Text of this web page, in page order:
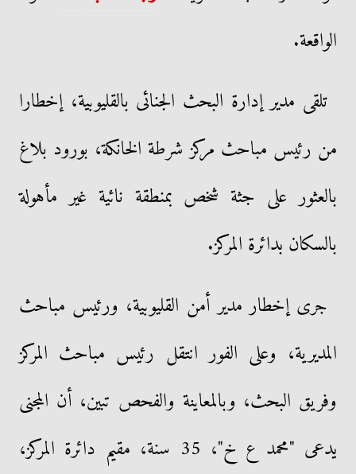
الواقعة.
تلقى مدير إدارة البحث الجنائى بالقليوبية، إخطارا
من رئيس مباحث مركز شرطة الخانكة، بورود بلاغ
بالعثور على جثة شخص بمنطقة نائية غير مأهولة
بالسكان بدائرة المركز.
جرى إخطار مدير أمن القليوبية، ورئيس مباحث
المديرية، وعلى الفور انتقل رئيس مباحث المركز
وفريق البحث، وبالمعاينة والفحص تبين، أن المجنى
يدعى "محمد ع خ"، 35 سنة، مقيم دائرة المركز،